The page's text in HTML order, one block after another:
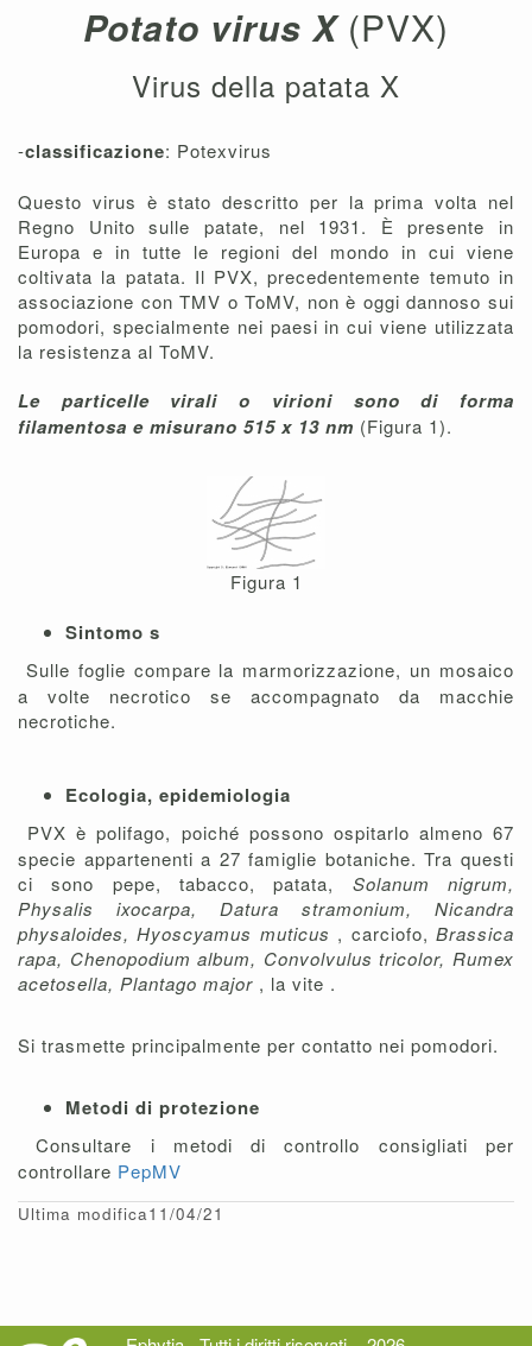
Potato virus X(PVX)
Virus della patata X
-classificazione: Potexvirus
Questo virus è stato descritto per la prima volta nel
Regno Unito sulle patate, nel 1931. È presente in
Europa e in tutte le regioni del mondo in cui viene
coltivata la patata. Il PVX, precedentemente temuto in
associazione con TMV o ToMV, non è oggi dannoso sui
pomodori, specialmente nei paesi in cui viene utilizzata
la resistenza al ToMV.
Le particelle virali o virioni sono di forma
filamentosa e misurano 515 x 13 nm (Figura 1).
Figura 1
Sintomo s
Sulle foglie compare la marmorizzazione, un mosaico
a volte necrotico se accompagnato da macchie
necrotiche.
Ecologia, epidemiologia
PVX è polifago, poiché possono ospitarlo almeno 67
specie appartenenti a 27 famiglie botaniche. Tra questi
ci sono pepe, tabacco, patata, Solanum nigrum,
Physalis ixocarpa, Datura stramonium, Nicandra
physaloides, Hyoscyamus muticus , carciofo,Brassica
rapa, Chenopodium album, Convolvulus tricolor, Rumex
acetosella, Plantago major , la vite .
Si trasmette principalmente per contatto nei pomodori.
Metodi di protezione
Consultare i metodi di controllo consigliati per
controllare PepMV
Ultima modifica11/04/21